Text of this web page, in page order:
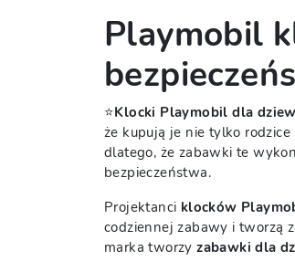
Playmobil
⭐Klocki Playmobil dla
że kupują je nie tylko
dlatego, że zabawki te
bezpieczeństwa.
Projektanci klocków
codziennej zabawy i tworzą
marka tworzyzabawki dla